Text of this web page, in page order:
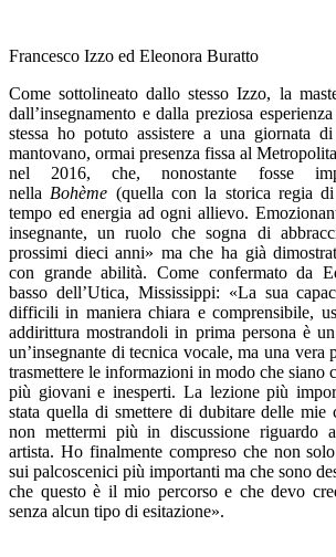
Francesco Izzo ed Eleonora Buratto
Come sottolineato dallo stesso Izzo, la
dall’insegnamento e dalla preziosa
stessa ho potuto assistere a una giornata
mantovano, ormai presenza fissa al
nel 2016, che, nonostante fosse
nella Bohème (quella con la storica regia
tempo ed energia ad ogni allievo.
insegnante, un ruolo che sogna di
prossimi dieci anni» ma che ha già
con grande abilità. Come confermato da
basso dell’Utica, Mississippi: «La sua
difficili in maniera chiara e comprensibile,
addirittura mostrandoli in prima persona è
un’insegnante di tecnica vocale, ma una vera
trasmettere le informazioni in modo che siano
più giovani e inesperti. La lezione più
stata quella di smettere di dubitare delle mie
non mettermi più in discussione riguardo
artista. Ho finalmente compreso che non
sui palcoscenici più importanti ma che sono
che questo è il mio percorso e che devo
senza alcun tipo di esitazione».